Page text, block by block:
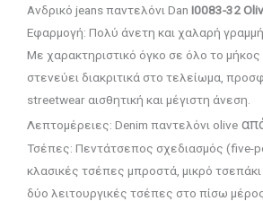
Ανδρικό jeans παντελόνι Dan I0083-32
Εφαρμογή: Πολύ άνετη και χαλαρή
Με χαρακτηριστικό όγκο σε όλο το
στενεύει διακριτικά στο τελείωμα,
streetwear αισθητική και μέγιστη άνεση.
Λεπτομέρειες: Denim παντελόνι olive
Τσέπες: Πεντάτσεπος σχεδιασμός (five-
κλασικές τσέπες μπροστά, μικρό
δύο λειτουργικές τσέπες στο πίσω